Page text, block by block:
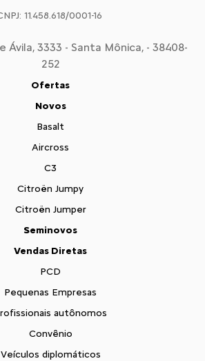
11.458.618/0001-16
Ávila, 3333 - Santa Mônica, - 38408-
252
Ofertas
Novos
Basalt
Aircross
C3
Citroën Jumpy
Citroën Jumper
Seminovos
Vendas Diretas
PCD
Pequenas Empresas
autônomos
Convênio
Veículos diplomáticos